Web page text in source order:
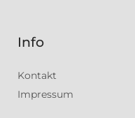
Info
Kontakt
Impressum